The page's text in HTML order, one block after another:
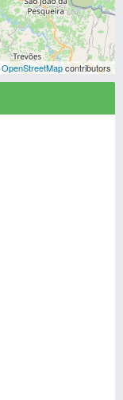
OpenStreetMapcontributors